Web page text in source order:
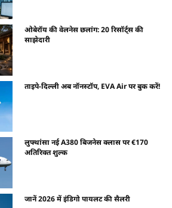
ओबेरॉय की वेलनेस छलांग: 20 रिसॉर्ट्स की
साझेदारी
ताइपे-दिल्ली अब नॉनस्टॉप, EVA Air पर बुक करें!
लुफ्थांसा नई A380 बिजनेस क्लास पर €170
अतिरिक्त शुल्क
जानें 2026 में इंडिगो पायलट की सैलरी